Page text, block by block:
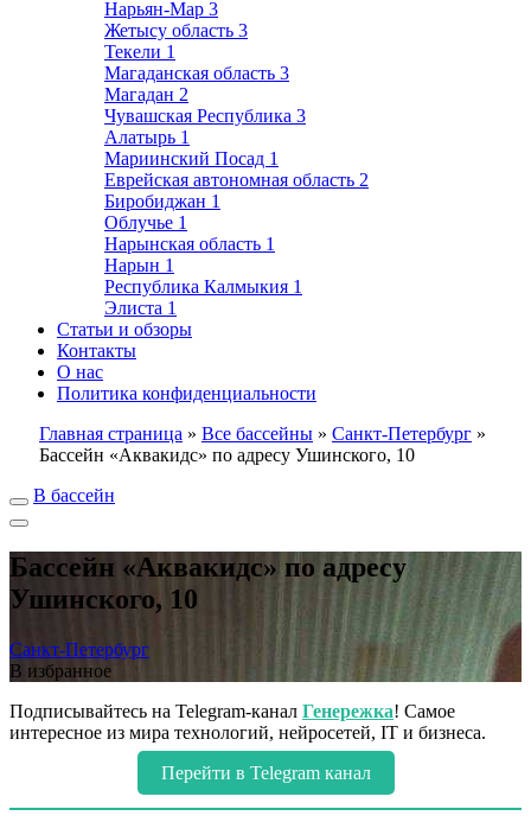
Нарьян-Мар 3
Жетысу область 3
Текели 1
Магаданская область 3
Магадан 2
Чувашская Республика 3
Алатырь 1
Мариинский Посад 1
Еврейская автономная область 2
Биробиджан 1
Облучье 1
Нарынская область 1
Нарын 1
Республика Калмыкия 1
Элиста 1
Статьи и обзоры
Контакты
О нас
Политика конфиденциальности
Главная страница » Все бассейны » Санкт-Петербург »
Бассейн «Аквакидс» по адресу Ушинского, 10
В бассейн
Бассейн «Аквакидс» по адресу
Ушинского, 10
Санкт-Петербург
В избранное
Подписывайтесь на Telegram-канал Генережка! Самое
интересное из мира технологий, нейросетей, IT и бизнеса.
Перейти в Telegram канал